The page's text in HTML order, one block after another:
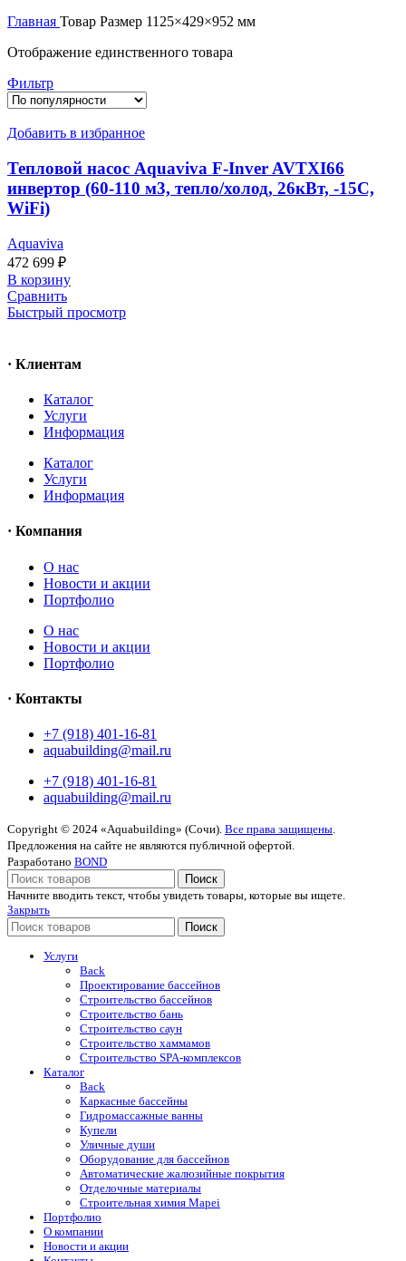
Главная Товар Размер 1125×429×952 мм
Отображение единственного товара
Фильтр
Добавить в избранное
Тепловой насос Aquaviva F-Inver AVTXI66
инвертор (60-110 м3, тепло/холод, 26кВт, -15С,
WiFi)
Aquaviva
472 699 ₽
В корзину
Сравнить
Быстрый просмотр
· Клиентам
Каталог
Услуги
Информация
Каталог
Услуги
Информация
· Компания
O нас
Новости и акции
Портфолио
O нас
Новости и акции
Портфолио
· Контакты
+7 (918) 401-16-81
aquabuilding@mail.ru
+7 (918) 401-16-81
aquabuilding@mail.ru
Copyright © 2024 «Aquabuilding» (Сочи). Все права защищены.
Предложения на сайте не являются публичной офертой.
Разработано BOND
Поиск
Начните вводить текст, чтобы увидеть товары, которые вы ищете.
Закрыть
Поиск
Услуги
Back
Проектирование бассейнов
Строительство бассейнов
Строительство бань
Строительство саун
Строительство хаммамов
Строительство SPA-комплексов
Каталог
Back
Каркасные бассейны
Гидромассажные ванны
Купели
Уличные души
Оборудование для бассейнов
Автоматические жалюзийные покрытия
Отделочные материалы
Строительная химия Mapei
Портфолио
O компании
Новости и акции